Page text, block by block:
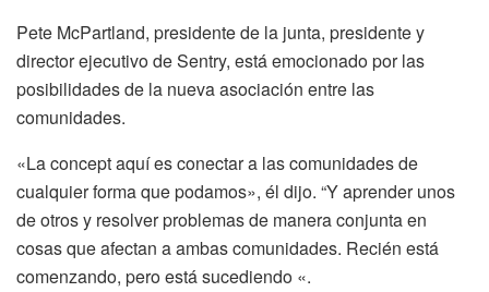
Pete McPartland, presidente de la junta, presidente y
director ejecutivo de Sentry, está emocionado por las
posibilidades de la nueva asociación entre las
comunidades.
«La concept aquí es conectar a las comunidades de
cualquier forma que podamos», él dijo. “Y aprender unos
de otros y resolver problemas de manera conjunta en
cosas que afectan a ambas comunidades. Recién está
comenzando, pero está sucediendo «.